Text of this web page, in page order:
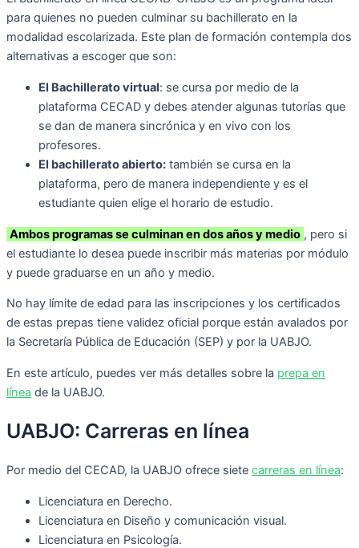
para quienes no pueden culminar su bachillerato en la
modalidad escolarizada. Este plan de formación contempla dos
alternativas a escoger que son:
El Bachillerato virtual: se cursa por medio de la
plataforma CECAD y debes atender algunas tutorías que
se dan de manera sincrónica y en vivo con los
profesores.
El bachillerato abierto: también se cursa en la
plataforma, pero de manera independiente y es el
estudiante quien elige el horario de estudio.
Ambos programas se culminan en dos años y medio , pero si
el estudiante lo desea puede inscribir más materias por módulo
y puede graduarse en un año y medio.
No hay límite de edad para las inscripciones y los certificados
de estas prepas tiene validez oficial porque están avalados por
la Secretaría Pública de Educación (SEP) y por la UABJO.
En este artículo, puedes ver más detalles sobre la prepa en
línea de la UABJO.
UABJO: Carreras en línea
Por medio del CECAD, la UABJO ofrece siete carreras en línea:
Licenciatura en Derecho.
Licenciatura en Diseño y comunicación visual.
Licenciatura en Psicología.